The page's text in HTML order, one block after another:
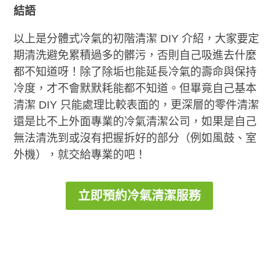
結語
以上是分體式冷氣的初階清潔 DIY 介紹，大家要定
期清洗避免累積過多的髒污，否則自己吸進去什麼
都不知道呀！除了除垢也能延長冷氣的壽命與保持
冷度，才不會默默耗能都不知道。但畢竟自己基本
清潔 DIY 只能處理比較表面的，更深層的零件清潔
還是比不上外面專業的冷氣清潔公司，如果是自己
無法清洗到或沒有把握拆好的部分（例如風鼓、室
外機），就交給專業的吧！
立即預約冷氣清潔服務